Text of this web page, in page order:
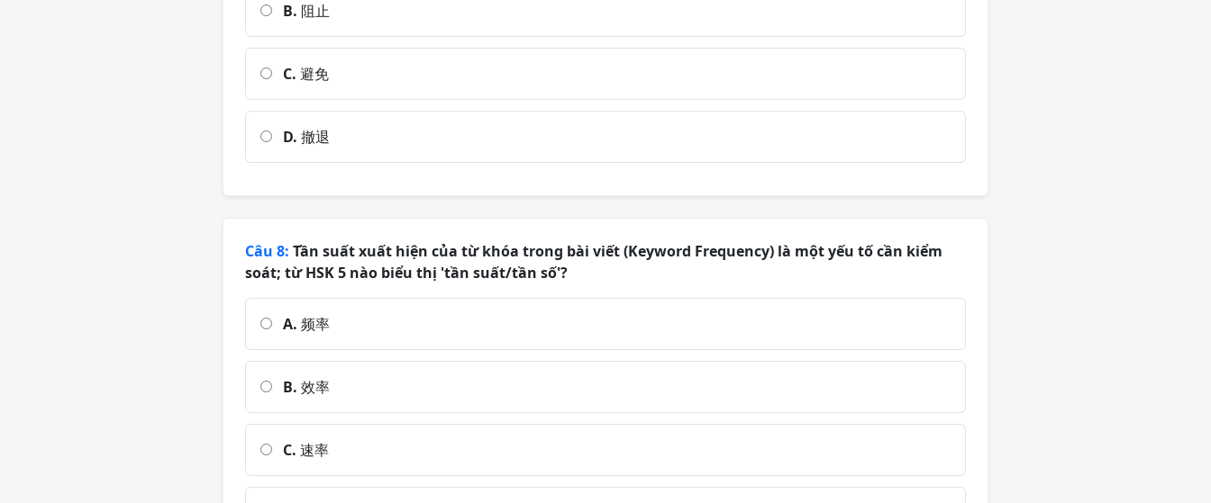
B. 阻止
C. 避免
D. 撤退
Câu 8: Tần suất xuất hiện của từ khóa trong bài viết (Keyword Frequency) là một yếu tố cần kiểm
soát; từ HSK 5 nào biểu thị 'tần suất/tần số'?
A. 频率
B. 效率
C. 速率